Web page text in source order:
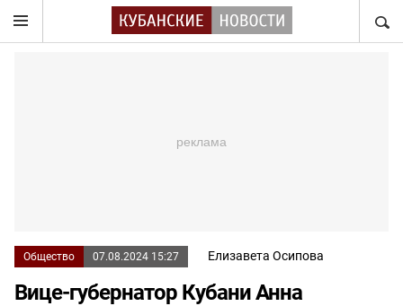
Общество 07.08.2024 15:27 Елизавета Осипова
Вице-губернатор Кубани Анна